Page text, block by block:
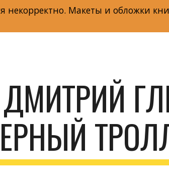
некорректно. Макеты и обложки
ДМИТРИЙ